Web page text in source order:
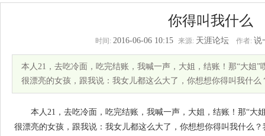
你得叫我什么
时间: 2016-06-06 10:15 来源: 天涯论坛 作者: 说
本人21，去吃冷面，吃完结账，我喊一声，大姐，结账！那“大姐
很漂亮的女孩，跟我说：我女儿都这么大了，你想想你得叫我什么
本人21，去吃冷面，吃完结账，我喊一声，大姐，结账！那“大
很漂亮的女孩，跟我说：我女儿都这么大了，你想想你得叫我什么